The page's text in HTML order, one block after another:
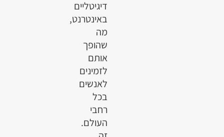
דיגיטליים
באינטרנט,
מה
שהופך
אותם
לזמינים
לאנשים
בכל
רחבי
העולם.